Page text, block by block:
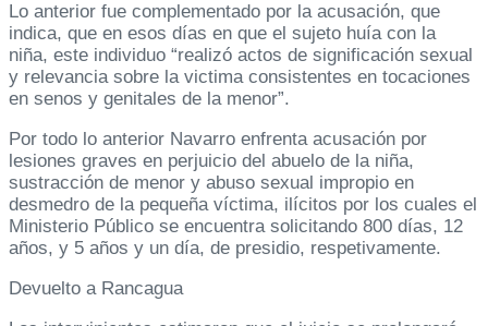
Lo anterior fue complementado por la acusación, que
indica, que en esos días en que el sujeto huía con la
niña, este individuo “realizó actos de significación sexual
y relevancia sobre la victima consistentes en tocaciones
en senos y genitales de la menor”.
Por todo lo anterior Navarro enfrenta acusación por
lesiones graves en perjuicio del abuelo de la niña,
sustracción de menor y abuso sexual impropio en
desmedro de la pequeña víctima, ilícitos por los cuales el
Ministerio Público se encuentra solicitando 800 días, 12
años, y 5 años y un día, de presidio, respetivamente.
Devuelto a Rancagua